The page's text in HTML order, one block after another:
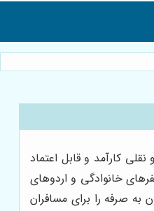
کارآمد و قابل اعتماد
خانوادگی و اردوهای
به صرفه را برای مسافران